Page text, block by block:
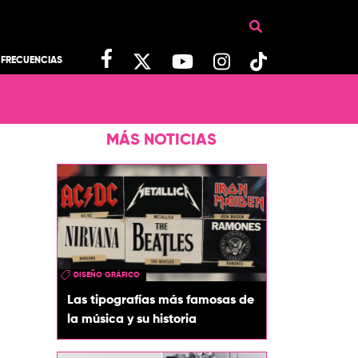
FRECUENCIAS
MÁS NOTICIAS
DISEÑO GRÁFICO
Las tipografías más famosas de
la música y su historia